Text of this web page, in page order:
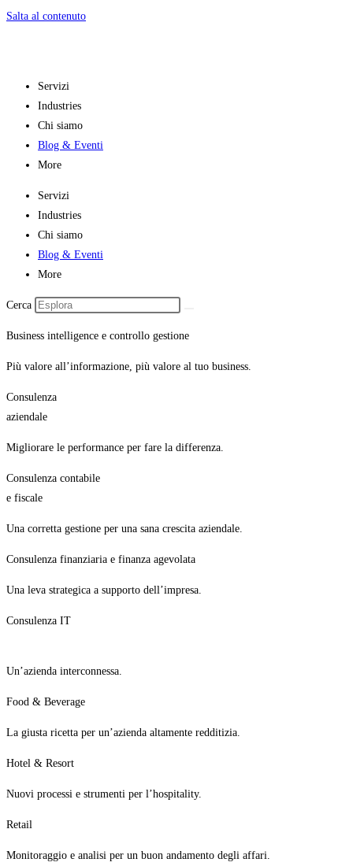
Salta al contenuto
Servizi
Industries
Chi siamo
Blog & Eventi
More
Servizi
Industries
Chi siamo
Blog & Eventi
More
Cerca
Business intelligence e controllo gestione
Più valore all’informazione, più valore al tuo business.
Consulenza
aziendale
Migliorare le performance per fare la differenza.
Consulenza contabile
e fiscale
Una corretta gestione per una sana crescita aziendale.
Consulenza finanziaria e finanza agevolata
Una leva strategica a supporto dell’impresa.
Consulenza IT
Un’azienda interconnessa.
Food & Beverage
La giusta ricetta per un’azienda altamente redditizia.
Hotel & Resort
Nuovi processi e strumenti per l’hospitality.
Retail
Monitoraggio e analisi per un buon andamento degli affari.